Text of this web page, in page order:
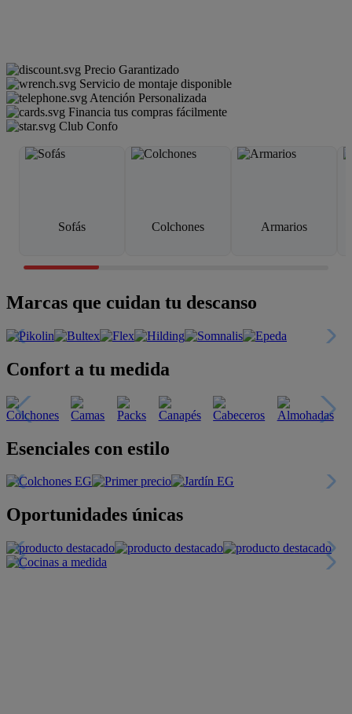
Precio Garantizado
Servicio de montaje disponible
Atención Personalizada
Financia tus compras fácilmente
Club Confo
Sofás Colchones Armarios
Marcas que cuidan tu descanso
Confort a tu medida
Esenciales con estilo
Oportunidades únicas